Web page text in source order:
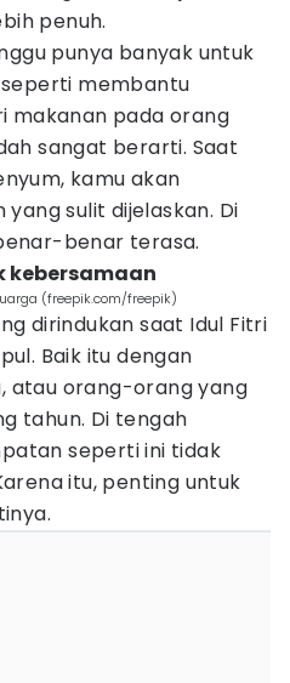
penuh.
punya banyak untuk
membantu
makanan pada orang
sangat berarti. Saat
kamu akan
sulit dijelaskan. Di
benar terasa.
kebersamaan
(freepik.com/freepik)
dirindukan saat Idul Fitri
Baik itu dengan
atau orang-orang yang
tahun. Di tengah
seperti ini tidak
itu, penting untuk